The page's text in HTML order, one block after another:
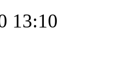
13:10